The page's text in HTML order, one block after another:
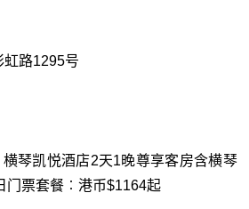
虹路1295号
横琴凯悦酒店2天1晚尊享客房含横琴
门票套餐︰港币$1164起